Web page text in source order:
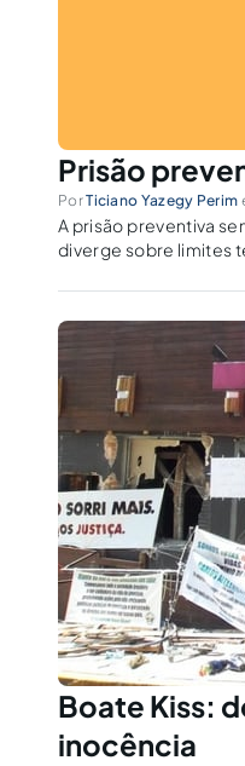
Prisão
PorTiciano Yazegy Perim
A prisão preventiva
diverge sobre limites
Boate Kiss:
inocência